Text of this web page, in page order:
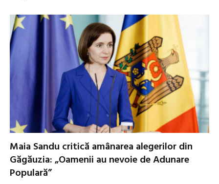
Maia Sandu critică amânarea alegerilor din
Găgăuzia: „Oamenii au nevoie de Adunare
Populară”